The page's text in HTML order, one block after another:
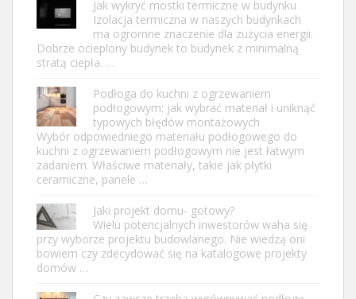
Jak wykryć mostki termiczne w budynku
Izolacja termiczna w naszych budynkach
ma ogromne znaczenie dla zużycia energii.
Dobrze ocieplony budynek to budynek z minimalną
stratą ciepła. …
Podłoga do kuchni z ogrzewaniem
podłogowym: jak wybrać materiał i uniknąć
typowych błędów montażowych
Wybór odpowiedniego materiału podłogowego do
kuchni z ogrzewaniem podłogowym nie jest łatwym
zadaniem. Właściwe materiały, takie jak płytki
ceramiczne, panele …
Jaki projekt domu- gotowy?
Wielu potencjalnych inwestorów waha się
przy wyborze projektu budowlanego. Nie wiedzą oni
bowiem czy zdecydować się na katalogowe projekty
domów …